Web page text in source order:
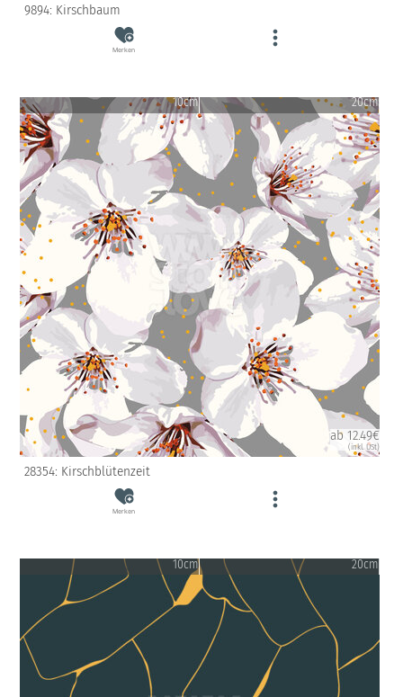
9894: Kirschbaum
Merken
10cm 20cm
ab 12.49€
(inkl. USt)
28354: Kirschblütenzeit
Merken
10cm 20cm